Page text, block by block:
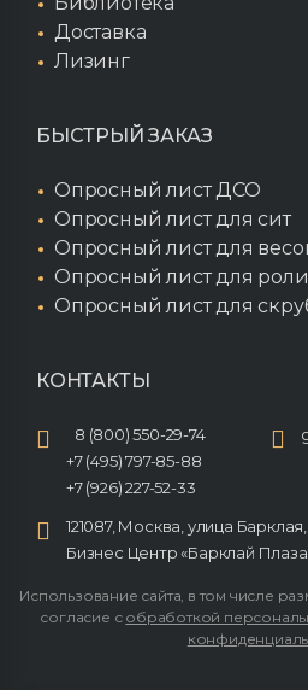
Доставка
Лизинг
БЫСТРЫЙ ЗАКАЗ
Опросный лист ДСО
Опросный лист для сит
Опросный лист для
Опросный лист для
Опросный лист для
КОНТАКТЫ
8 (800) 550-29-74
+7 (495) 797-85-88
+7 (926) 227-52-33
121087, Москва, улица
Бизнес Центр «Барклай
Использование сайта, в том числе
согласие с обработкой